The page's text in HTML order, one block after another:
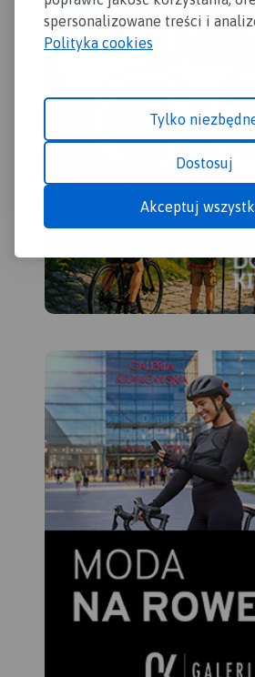
spersonalizowane treści i
Polityka cookies
Tylko
Dostosuj
Akceptuj
konnych, łącznie z
kilometrażem.